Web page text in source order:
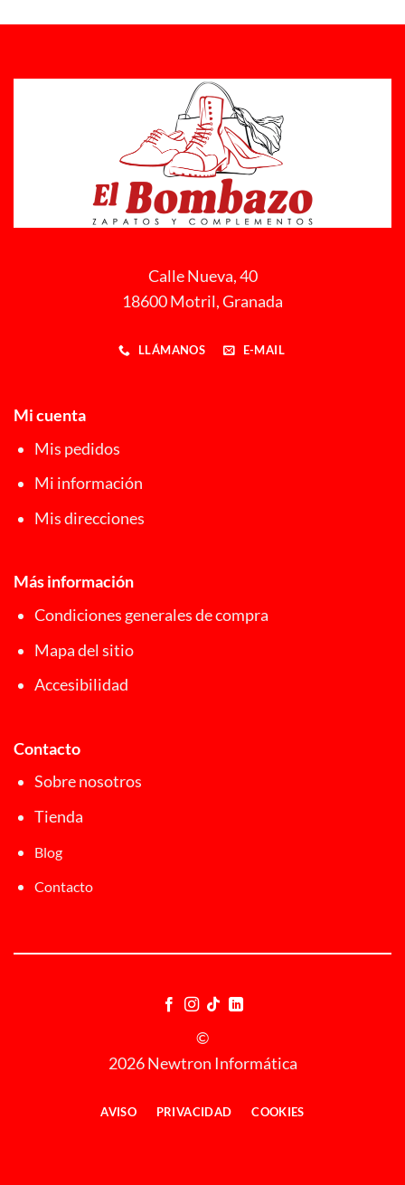
Calle Nueva, 40
18600 Motril, Granada
LLÁMANOS E-MAIL
Mi cuenta
Mis pedidos
Mi información
Mis direcciones
Más información
Condiciones generales de compra
Mapa del sitio
Accesibilidad
Contacto
Sobre nosotros
Tienda
Blog
Contacto
©
2026 Newtron Informática
AVISO PRIVACIDAD COOKIES